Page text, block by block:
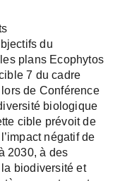
du
plans Ecophytos
7 du cadre
de Conférence
biologique
cible prévoit de
négatif de
2030, à des
biodiversité et